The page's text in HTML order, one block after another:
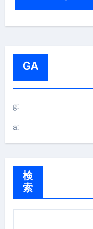
GA
g:
a:
検
索